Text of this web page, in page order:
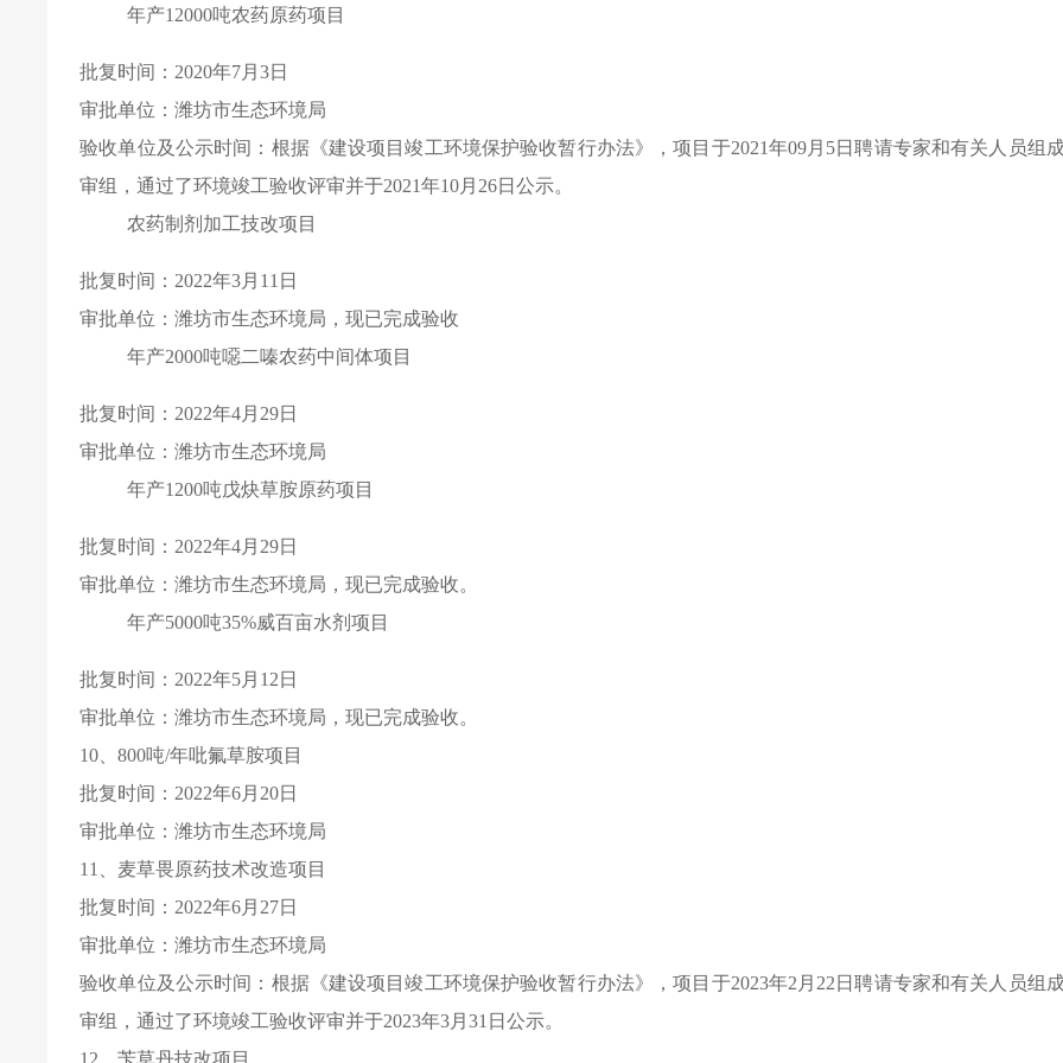
年产12000吨农药原药项目
批复时间： 2020年7月3日
审批单位：潍坊市生态环境局
验收单位及公示时间：根据《建设项目竣工环境保护验收暂行办法》，项目于2021年09月 5日聘请专家和有关人员组
审组，通过了环境竣工验收评审并于2021年10月 26日公示。
农药制剂加工技改项目
批复时间： 2022年3月 11 日
审批单位：潍坊市生态环境局，现已完成验收
年产2000吨噁二嗪农药中间体项目
批复时间： 2022年4月 29日
审批单位：潍坊市生态环境局
年产1200吨戊炔草胺原药项目
批复时间： 2022年4月 29日
审批单位：潍坊市生态环境局，现已完成验收。
年产5000吨35%威百亩水剂项目
批复时间： 2022年5月 12 日
审批单位：潍坊市生态环境局，现已完成验收。
10 、800吨/年吡氟草胺项目
批复时间： 2022年6月 20日
审批单位：潍坊市生态环境局
11
、麦草畏原药技术改造项目
批复时间： 2022年6月 27日
审批单位：潍坊市生态环境局
验收单位及公示时间：根据《建设项目竣工环境保护验收暂行办法》，项目于2023年2 月 22 日聘请专家和有关人员组
审组，通过了环境竣工验收评审并于2023年3月31 日公示。
12 、苄草丹技改项目